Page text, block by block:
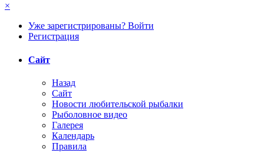
×
Уже зарегистрированы? Войти
Регистрация
Сайт
Назад
Сайт
Новости любительской рыбалки
Рыболовное видео
Галерея
Календарь
Правила